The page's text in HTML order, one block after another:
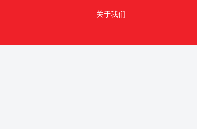
关于我们